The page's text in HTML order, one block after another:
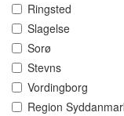
Ringsted
Slagelse
Sorø
Stevns
Vordingborg
Region